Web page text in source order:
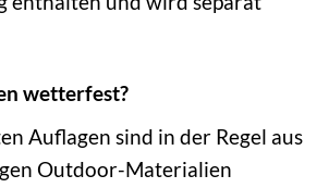
wetterfest?
Auflagen sind in der Regel aus
Outdoor-Materialien